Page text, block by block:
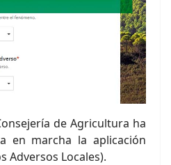
de Agricultura ha
en marcha la aplicación
Adversos Locales).